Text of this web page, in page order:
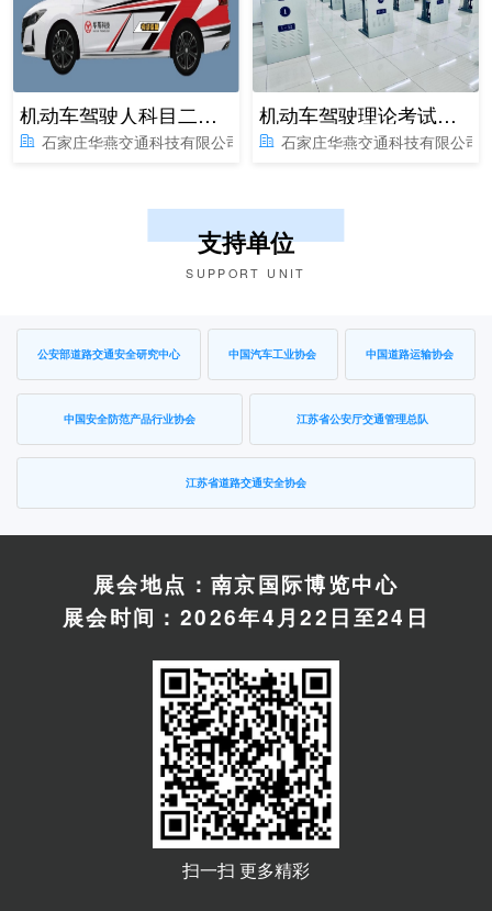
机动车驾驶人科目二、三驾驶技能考试系统
石家庄华燕交通科技有限公司
机动车驾驶理论考试系统
石家庄华燕交通科技有限公司
支持单位
SUPPORT UNIT
公安部道路交通安全研究中心 中国汽车工业协会 中国道路运输协会
中国安全防范产品行业协会 江苏省公安厅交通管理总队
江苏省道路交通安全协会
展会地点：南京国际博览中心
展会时间：2026年4月22日至24日
扫一扫 更多精彩